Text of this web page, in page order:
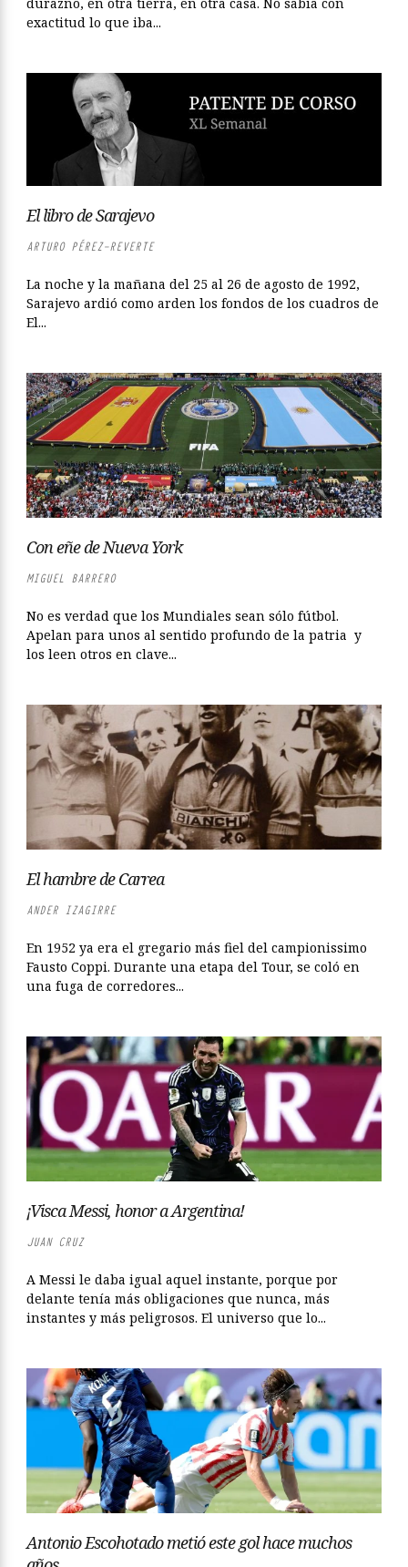
durazno, en otra tierra, en otra casa. No sabía con
exactitud lo que iba...
El libro de Sarajevo
ARTURO PÉREZ-REVERTE
La noche y la mañana del 25 al 26 de agosto de 1992,
Sarajevo ardió como arden los fondos de los cuadros de
El...
Con eñe de Nueva York
MIGUEL BARRERO
No es verdad que los Mundiales sean sólo fútbol.
Apelan para unos al sentido profundo de la patria y
los leen otros en clave...
El hambre de Carrea
ANDER IZAGIRRE
En 1952 ya era el gregario más fiel del campionissimo
Fausto Coppi. Durante una etapa del Tour, se coló en
una fuga de corredores...
¡Visca Messi, honor a Argentina!
JUAN CRUZ
A Messi le daba igual aquel instante, porque por
delante tenía más obligaciones que nunca, más
instantes y más peligrosos. El universo que lo...
Antonio Escohotado metió este gol hace muchos